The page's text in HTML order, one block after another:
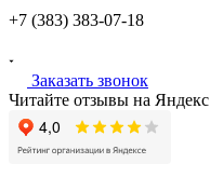
+7 (383) 383-07-18
Заказать звонок
Читайте отзывы на Яндекс